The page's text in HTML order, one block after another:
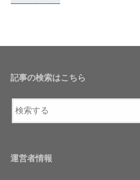
記事の検索はこちら
運営者情報